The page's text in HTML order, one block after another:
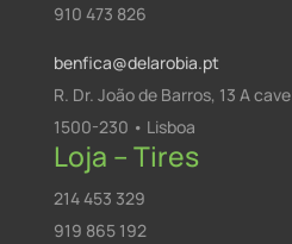
910 473 826
benfica@delarobia.pt
R. Dr. João de Barros, 13 A cave
1500-230 • Lisboa
Loja – Tires
214 453 329
919 865 192